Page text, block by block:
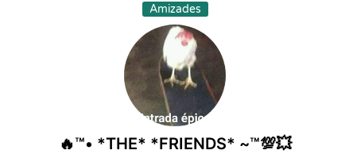
Amizades
🔥™• *THE* *FRIENDS* ~™💯💥